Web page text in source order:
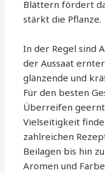
Blättern fördert
stärkt die Pflanze.
In der Regel sind
der Aussaat
glänzende und
Für den besten
Überreifen
Vielseitigkeit
zahlreichen
Beilagen bis hin
Aromen und